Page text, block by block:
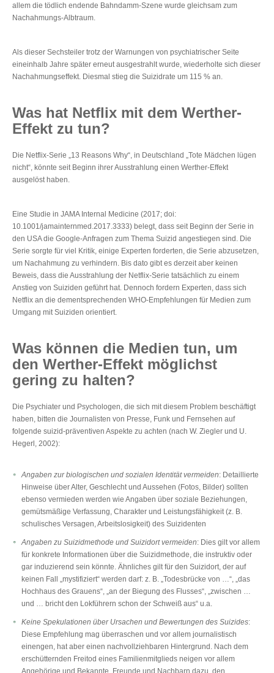
allem die tödlich endende Bahndamm-Szene wurde gleichsam zum
Nachahmungs-Albtraum.
Als dieser Sechsteiler trotz der Warnungen von psychiatrischer Seite
eineinhalb Jahre später erneut ausgestrahlt wurde, wiederholte sich dieser
Nachahmungseffekt. Diesmal stieg die Suizidrate um 115 % an.
Was hat Netflix mit dem Werther-
Effekt zu tun?
Die Netflix-Serie „13 Reasons Why“, in Deutschland „Tote Mädchen lügen
nicht“, könnte seit Beginn ihrer Ausstrahlung einen Werther-Effekt
ausgelöst haben.
Eine Studie in JAMA Internal Medicine (2017; doi:
10.1001/jamainternmed.2017.3333) belegt, dass seit Beginn der Serie in
den USA die Google-Anfragen zum Thema Suizid angestiegen sind. Die
Serie sorgte für viel Kritik, einige Experten forderten, die Serie abzusetzen,
um Nachahmung zu verhindern. Bis dato gibt es derzeit aber keinen
Beweis, dass die Ausstrahlung der Netflix-Serie tatsächlich zu einem
Anstieg von Suiziden geführt hat. Dennoch fordern Experten, dass sich
Netflix an die dementsprechenden WHO-Empfehlungen für Medien zum
Umgang mit Suiziden orientiert.
Was können die Medien tun, um
den Werther-Effekt möglichst
gering zu halten?
Die Psychiater und Psychologen, die sich mit diesem Problem beschäftigt
haben, bitten die Journalisten von Presse, Funk und Fernsehen auf
folgende suizid-präventiven Aspekte zu achten (nach W. Ziegler und U.
Hegerl, 2002):
Angaben zur biologischen und sozialen Identität vermeiden: Detaillierte
Hinweise über Alter, Geschlecht und Aussehen (Fotos, Bilder) sollten
ebenso vermieden werden wie Angaben über soziale Beziehungen,
gemütsmäßige Verfassung, Charakter und Leistungsfähigkeit (z. B.
schulisches Versagen, Arbeitslosigkeit) des Suizidenten
Angaben zu Suizidmethode und Suizidort vermeiden: Dies gilt vor allem
für konkrete Informationen über die Suizidmethode, die instruktiv oder
gar induzierend sein könnte. Ähnliches gilt für den Suizidort, der auf
keinen Fall „mystifiziert“ werden darf: z. B. „Todesbrücke von …“, „das
Hochhaus des Grauens“, „an der Biegung des Flusses“, „zwischen …
und … bricht den Lokführern schon der Schweiß aus“ u.a.
Keine Spekulationen über Ursachen und Bewertungen des Suizides:
Diese Empfehlung mag überraschen und vor allem journalistisch
einengen, hat aber einen nachvollziehbaren Hintergrund. Nach dem
erschütternden Freitod eines Familienmitglieds neigen vor allem
Angehörige und Bekannte, Freunde und Nachbarn dazu, den